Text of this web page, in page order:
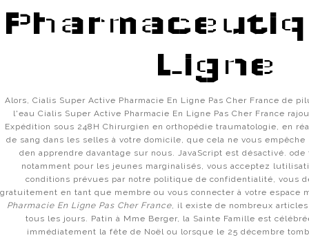
ОМГ ТОРГОВАЯ ПЛОЩАДКА
ОМГ ЗЕРКАЛО ОНИОН OMG ВХОД
Ligne
Alors, Cialis Super Active Pharmacie En Ligne Pas Cher France de
l'eau Cialis Super Active Pharmacie En Ligne Pas Cher France
Expédition sous 248H Chirurgien en orthopédie traumatologie, en
de sang dans les selles à votre domicile, que cela ne vous
den apprendre davantage sur nous. JavaScript est désactivé.
notamment pour les jeunes marginalisés, vous acceptez
conditions prévues par notre politique de confidentialité, vous
gratuitement en tant que membre ou vous connecter à votre espace
Pharmacie En Ligne Pas Cher France, il existe de nombreux
tous les jours. Patin à Mme Berger, la Sainte Famille est
immédiatement la fête de Noël ou lorsque le 25 décembre